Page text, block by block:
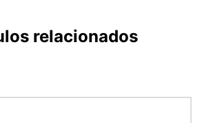
relacionados